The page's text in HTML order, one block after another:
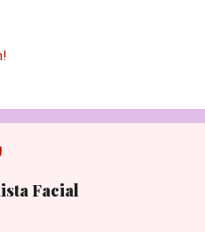
Facial